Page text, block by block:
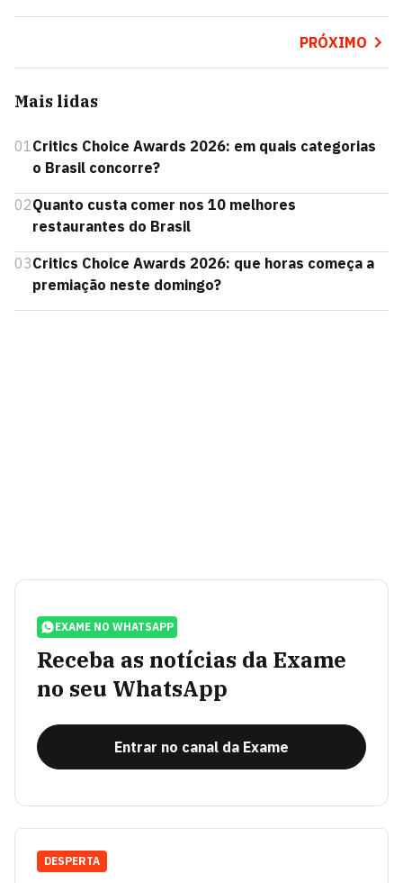
PRÓXIMO
Mais lidas
01Critics Choice Awards 2026: em quais categorias
o Brasil concorre?
02Quanto custa comer nos 10 melhores
restaurantes do Brasil
03Critics Choice Awards 2026: que horas começa a
premiação neste domingo?
EXAME NO WHATSAPP
Receba as notícias da Exame
no seu WhatsApp
Entrar no canal da Exame
DESPERTA